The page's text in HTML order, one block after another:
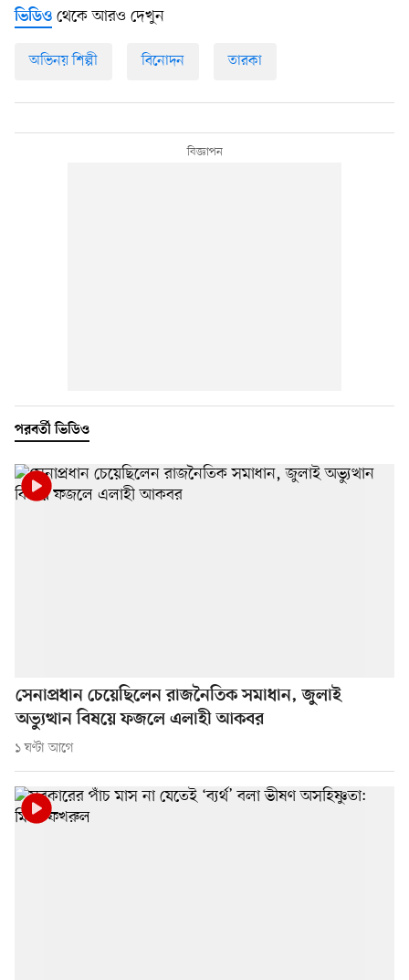
ভিডিও থেকে আরও দেখুন
অভিনয় শিল্পী বিনোদন তারকা
পরবর্তী ভিডিও
সেনাপ্রধান চেয়েছিলেন রাজনৈতিক সমাধান, জুলাই
অভ্যুত্থান বিষয়ে ফজলে এলাহী আকবর
১ ঘণ্টা আগে